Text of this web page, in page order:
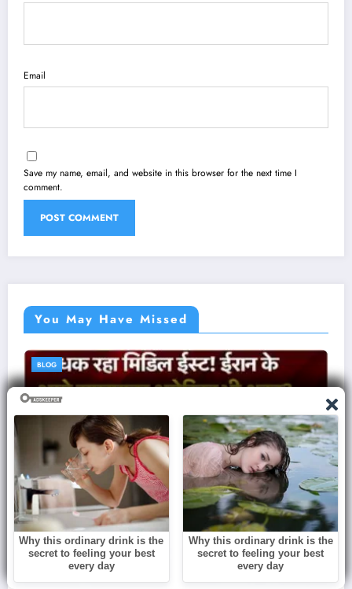
Email
Save my name, email, and website in this browser for the next time I
comment.
You May Have Missed
BLOG